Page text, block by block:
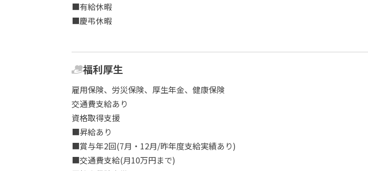
■有給休暇
■慶弔休暇
福利厚生
雇用保険、労災保険、厚生年金、健康保険
交通費支給あり
資格取得支援
■昇給あり
■賞与年2回(7月・12月/昨年度支給実績あり)
■交通費支給(月10万円まで)